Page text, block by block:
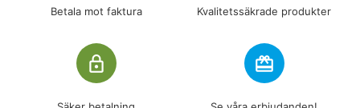
Betala mot faktura Kvalitetssäkrade produkter
lock_outline redeem